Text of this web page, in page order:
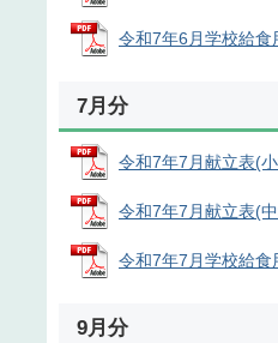
令和7年6月学校給
7月分
令和7年7月献立表(
令和7年7月献立表(
令和7年7月学校給
9月分